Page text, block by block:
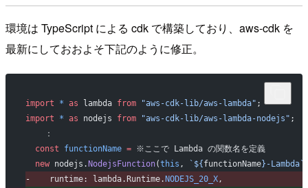
環境は TypeScript による cdk で構築しており、aws-cdk を
最新にしておおよそ下記のように修正。
import * as lambda from "aws-cdk-lib/aws-lambda" ;
import * as nodejs from "aws-cdk-lib/aws-lambda-nodejs" ;
   ：
const functionName = ※ここで Lambda の関数名を定義
new nodejs. NodejsFunction(this , `${ functionName}-Lambda`
-
    runtime: lambda.Runtime.
NODEJS_20_X,